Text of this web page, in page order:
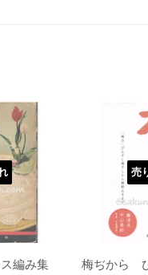
編み集
売
梅ぢから